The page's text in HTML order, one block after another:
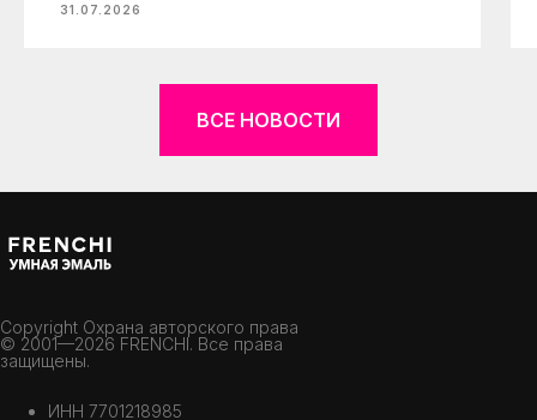
31.07.2026
ВСЕ НОВОСТИ
Copyright Охрана авторского права
© 2001—2026 FRENCHI. Все права
защищены.
ИНН 7701218985